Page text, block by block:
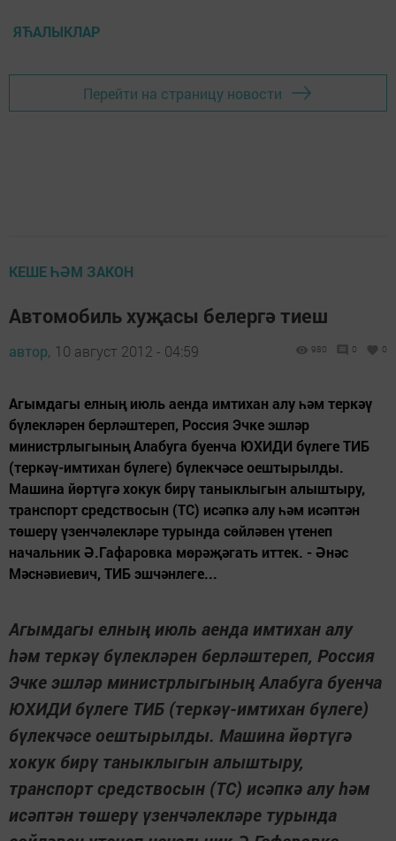
ЯЋАЛЫКЛАР
Перейти на страницу новости
КЕШЕ ҺӘМ ЗАКОН
Автомобиль хуҗасы белергә тиеш
автор, 10 август 2012 - 04:59 980 0 0
Агымдагы елның июль аенда имтихан алу һәм теркәү
бүлекләрен берләштереп, Россия Эчке эшләр
министрлыгының Алабуга буенча ЮХИДИ бүлеге ТИБ
(теркәү-имтихан бүлеге) бүлекчәсе оештырылды.
Машина йөртүгә хокук бирү таныклыгын алыштыру,
транспорт средствосын (ТС) исәпкә алу һәм исәптән
төшерү үзенчәлекләре турында сөйләвен үтенеп
начальник Ә.Гафаровка мөрәҗәгать иттек. - Әнәс
Мәснәвиевич, ТИБ эшчәнлеге...
Агымдагы елның июль аенда имтихан алу
һәм теркәү бүлекләрен берләштереп, Россия
Эчке эшләр министрлыгының Алабуга буенча
ЮХИДИ бүлеге ТИБ (теркәү-имтихан бүлеге)
бүлекчәсе оештырылды. Машина йөртүгә
хокук бирү таныклыгын алыштыру,
транспорт средствосын (ТС) исәпкә алу һәм
исәптән төшерү үзенчәлекләре турында